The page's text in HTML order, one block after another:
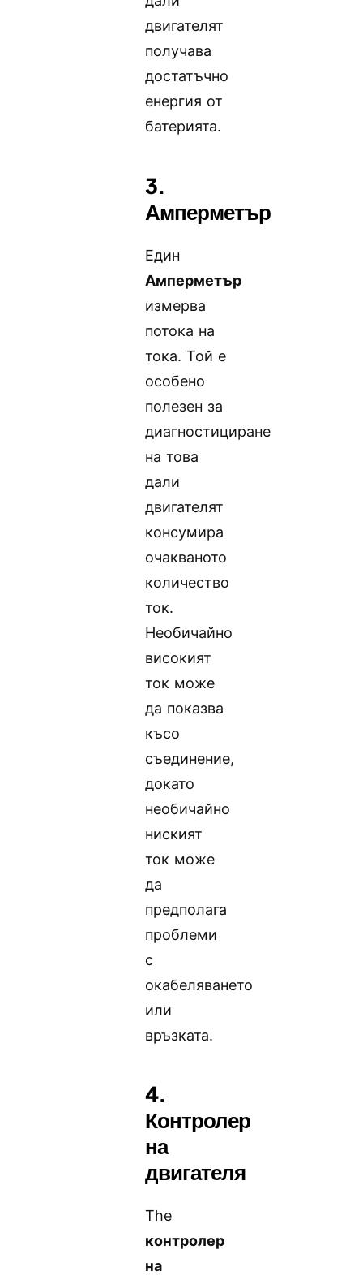
двигателят
получава
достатъчно
енергия от
батерията.
3.
Амперметър
Един
Амперметър
измерва
потока на
тока. Той е
особено
полезен за
диагностициране
на това
дали
двигателят
консумира
очакваното
количество
ток.
Необичайно
високият
ток може
да показва
късо
съединение,
докато
необичайно
ниският
ток може
да
предполага
проблеми
с
окабеляването
или
връзката.
4.
Контролер
на
двигателя
The
контролер
на